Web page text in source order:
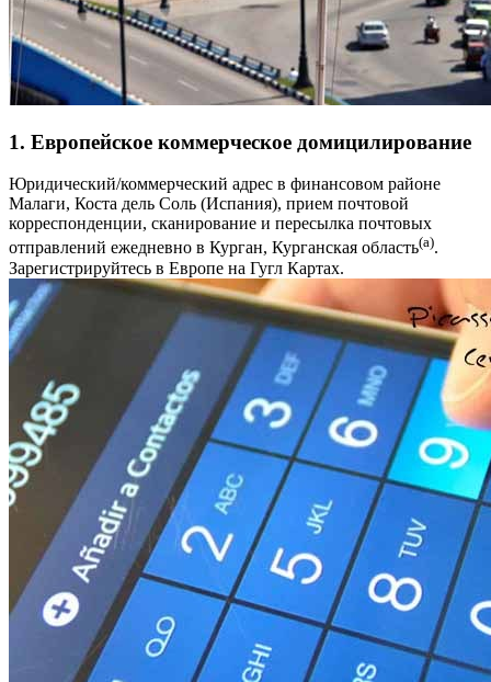
1. Европейское коммерческое домицилирование
Юридический/коммерческий адрес в финансовом районе
Малаги, Коста дель Соль (Испания), прием почтовой
корреспонденции, сканирование и пересылка почтовых
отправлений ежедневно в Курган, Курганская область(a).
Зарегистрируйтесь в Европе на Гугл Картах.